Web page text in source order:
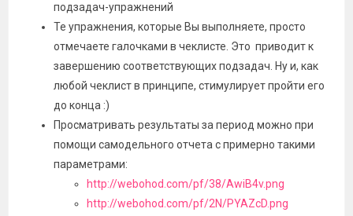
подзадач-упражнений
Те упражнения, которые Вы выполняете, просто
отмечаете галочками в чеклисте. Это приводит к
завершению соответствующих подзадач. Ну и, как
любой чеклист в принципе, стимулирует пройти его
до конца :)
Просматривать результаты за период можно при
помощи самодельного отчета с примерно такими
параметрами:
http://webohod.com/pf/38/AwiB4v.png
http://webohod.com/pf/2N/PYAZcD.png